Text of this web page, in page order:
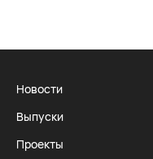
Новости
Выпуски
Проекты